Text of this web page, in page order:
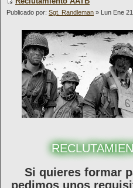
Publicado por: Sgt. Randleman » Lun Ene
Si quieres formar
pedimos unos